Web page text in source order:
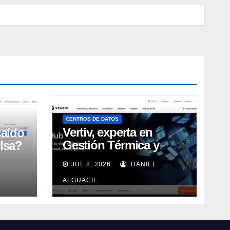
CENTROS DE DATOS
Vertiv, experta en
Gestión Térmica y
energía de Centros de
Datos, sigue su
crecimiento imparable
JUL 8, 2026 DANIEL
ALGUACIL